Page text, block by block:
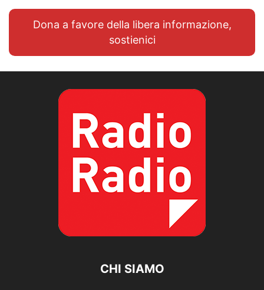
Dona a favore della libera informazione,
sostienici
CHI SIAMO